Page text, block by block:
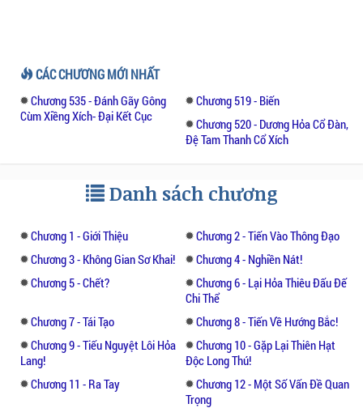
CÁC CHƯƠNG MỚI NHẤT
Chương 535 - Đánh Gãy Gông
Cùm Xiềng Xích- Đại Kết Cục
Chương 519 - Biến
Chương 520 - Dương Hỏa Cổ Đàn,
Đệ Tam Thanh Cổ Xích
Danh sách chương
Chương 1 - Giới Thiệu
Chương 2 - Tiến Vào Thông Đạo
Chương 3 - Không Gian Sơ Khai!
Chương 4 - Nghiền Nát!
Chương 5 - Chết?
Chương 6 - Lại Hỏa Thiêu Đấu Đế
Chi Thể
Chương 7 - Tái Tạo
Chương 8 - Tiến Về Hướng Bắc!
Chương 9 - Tiếu Nguyệt Lôi Hỏa
Lang!
Chương 10 - Gặp Lại Thiên Hạt
Độc Long Thú!
Chương 11 - Ra Tay
Chương 12 - Một Số Vấn Đề Quan
Trọng